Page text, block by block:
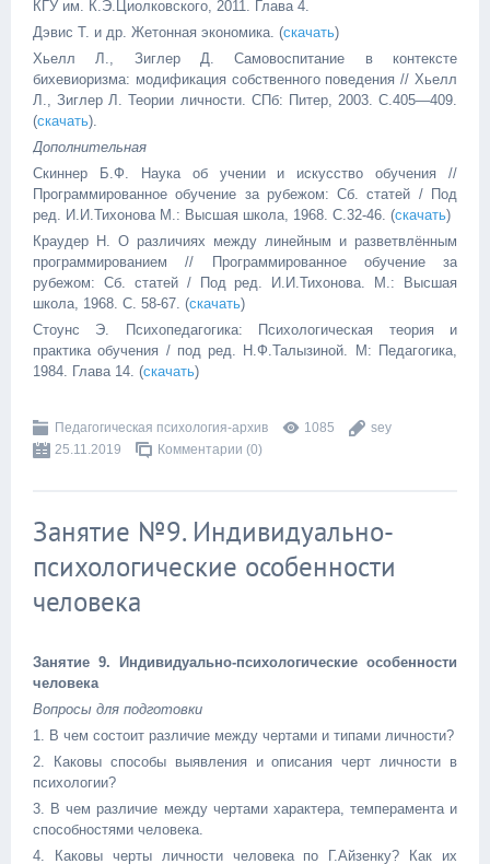
КГУ им. К.Э.Циолковского, 2011. Глава 4.
Дэвис Т. и др. Жетонная экономика. (скачать)
Хьелл Л., Зиглер Д. Самовоспитание в контексте
бихевиоризма: модификация собственного поведения // Хьелл
Л., Зиглер Л. Теории личности. СПб: Питер, 2003. С.405—409.
(скачать).
Дополнительная
Скиннер Б.Ф. Наука об учении и искусство обучения //
Программированное обучение за рубежом: Сб. статей / Под
ред. И.И.Тихонова М.: Высшая школа, 1968. С.32-46. (скачать)
Краудер Н. О различиях между линейным и разветвлённым
программированием // Программированное обучение за
рубежом: Сб. статей / Под ред. И.И.Тихонова. М.: Высшая
школа, 1968. С. 58-67. (скачать)
Стоунс Э. Психопедагогика: Психологическая теория и
практика обучения / под ред. Н.Ф.Талызиной. М: Педагогика,
1984. Глава 14. (скачать)
Педагогическая психология-архив 1085
sey
25.11.2019
Комментарии (0)
Занятие №9. Индивидуально-
психологические особенности
человека
Занятие 9. Индивидуально-психологические особенности
человека
Вопросы для подготовки
1. В чем состоит различие между чертами и типами личности?
2. Каковы способы выявления и описания черт личности в
психологии?
3. В чем различие между чертами характера, темперамента и
способностями человека.
4. Каковы черты личности человека по Г.Айзенку? Как их